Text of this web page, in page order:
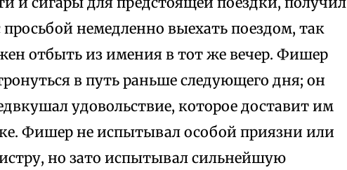
немедленно выехать поездом, так
отбыть из имения в тот же вечер. Фишер
в путь раньше следующего дня; он
удовольствие, которое доставит им
Фишер не испытывал особой приязни или
но зато испытывал сильнейшую